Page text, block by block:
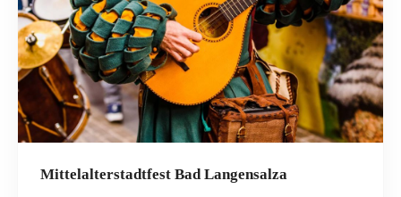
Mittelalterstadtfest Bad Langensalza